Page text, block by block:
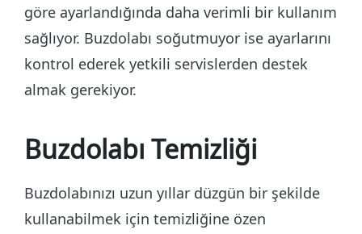
göre ayarlandığında daha verimli bir kullanım
sağlıyor. Buzdolabı soğutmuyor ise ayarlarını
kontrol ederek yetkili servislerden destek
almak gerekiyor.
Buzdolabı Temizliği
Buzdolabınızı uzun yıllar düzgün bir şekilde
kullanabilmek için temizliğine özen